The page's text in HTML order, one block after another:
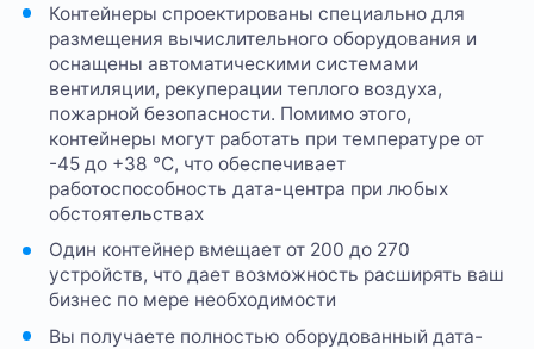
Контейнеры спроектированы специально для
размещения вычислительного оборудования и
оснащены автоматическими системами
вентиляции, рекуперации теплого воздуха,
пожарной безопасности. Помимо этого,
контейнеры могут работать при температуре от
-45 до +38 °C, что обеспечивает
работоспособность дата-центра при любых
обстоятельствах
Один контейнер вмещает от 200 до 270
устройств, что дает возможность расширять ваш
бизнес по мере необходимости
Вы получаете полностью оборудованный дата-